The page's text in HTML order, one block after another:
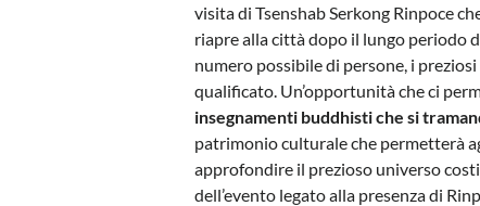
visita di Tsenshab Serkong Rinpoce
riapre alla città dopo il lungo periodo
numero possibile di persone, i
qualificato. Un’opportunità che ci
insegnamenti buddhisti che si
patrimonio culturale che permetterà
approfondire il prezioso universo
dell’evento legato alla presenza di